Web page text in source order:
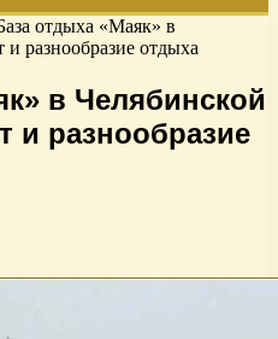
отдыха «Маяк» в
разнообразие отдыха
в Челябинской
и разнообразие